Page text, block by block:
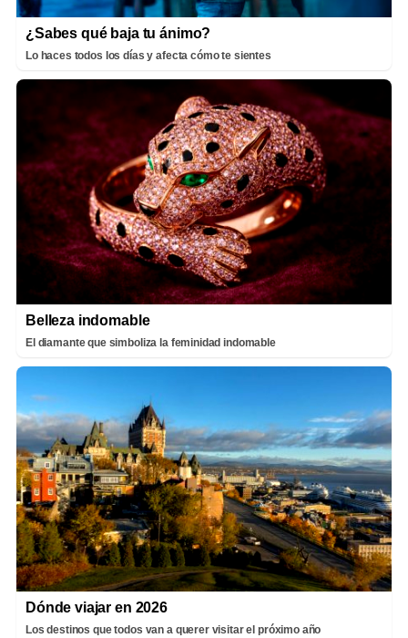
¿Sabes qué baja tu ánimo?
Lo haces todos los días y afecta cómo te sientes
Belleza indomable
El diamante que simboliza la feminidad indomable
Dónde viajar en 2026
Los destinos que todos van a querer visitar el próximo año